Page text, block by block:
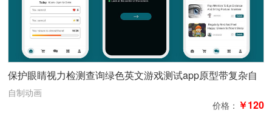
保护眼睛视力检测查询绿色英文游戏测试app原型带复杂自
制动画
自制动画
价格： ￥120